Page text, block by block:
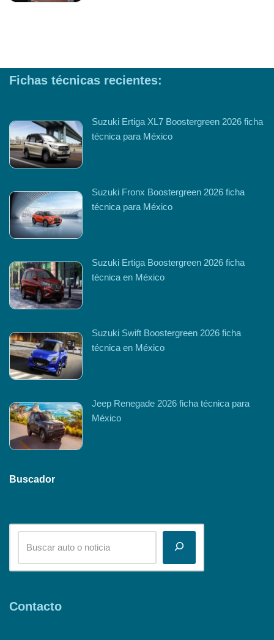
Fichas técnicas recientes:
Suzuki Ertiga XL7 Boostergreen 2026 ficha
técnica para México
Suzuki Fronx Boostergreen 2026 ficha
técnica para México
Suzuki Ertiga Boostergreen 2026 ficha
técnica en México
Suzuki Swift Boostergreen 2026 ficha
técnica en México
Jeep Renegade 2026 ficha técnica para
México
Buscador
Contacto